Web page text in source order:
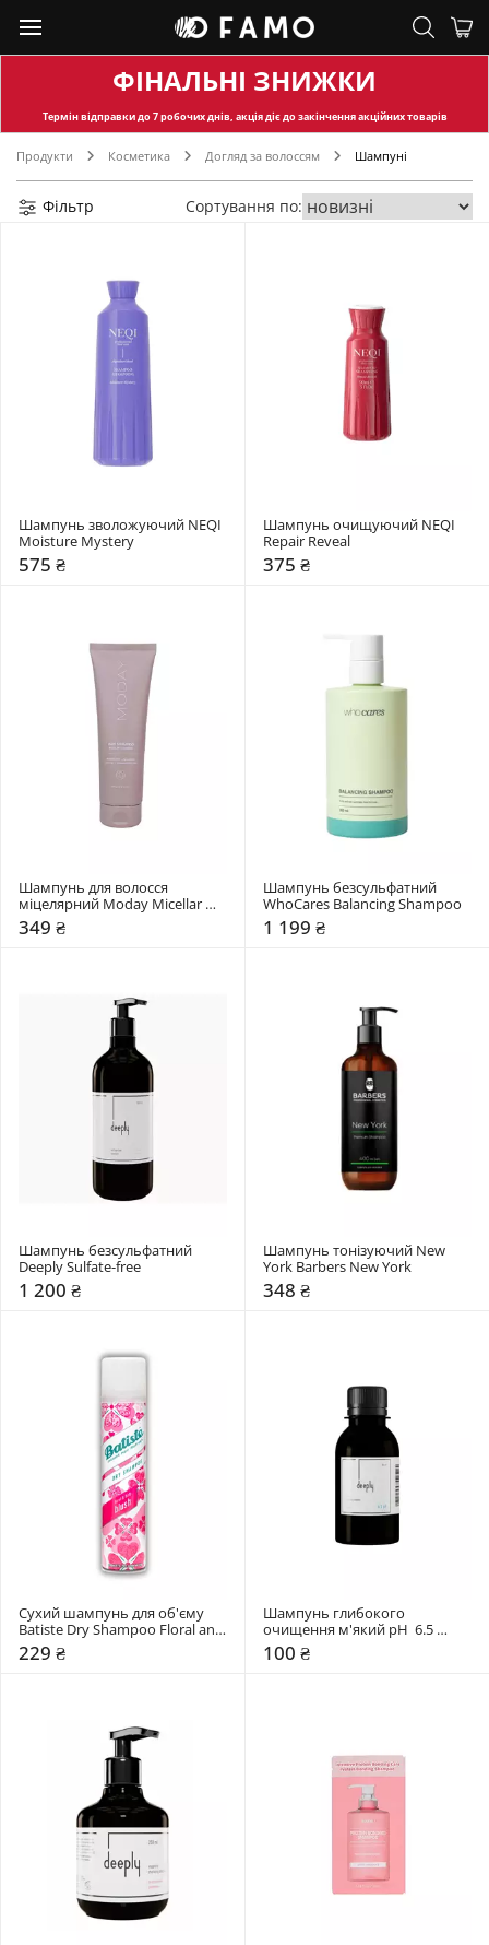
ФІНАЛЬНІ ЗНИЖКИ
Термін відправкидо 7 робочих днів, акція діє до закінчення акційних товарів
Продукти Косметика Догляд за волоссям Шампуні
Фільтр Сортування по:
Шампунь зволожуючий NEQI
Moisture Mystery
575 ₴
Шампунь очищуючий NEQI
Repair Reveal
375 ₴
Шампунь для волосся
міцелярний Moday Micellar
cleans
349 ₴
Шампунь безсульфатний
WhoCares Balancing Shampoo
1 199 ₴
Шампунь безсульфатний
Deeply Sulfate-free
1 200 ₴
Шампунь тонізуючий New
York Barbers New York
348 ₴
Сухий шампунь для об'єму
Batiste Dry Shampoo Floral and
Flirty Blush
229 ₴
Шампунь глибокого
очищення м'який pH  6.5
Deeply Soft Cleansing
100 ₴